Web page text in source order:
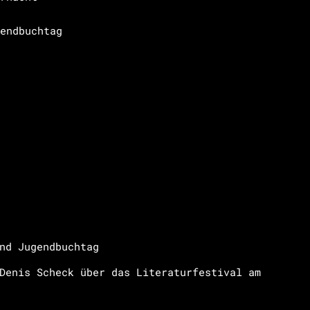
Jugendbuchtag
Scheck über das Literaturfestival am